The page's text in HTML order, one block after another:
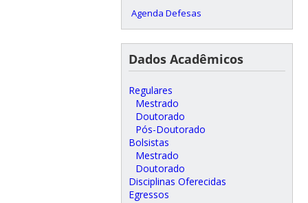
Agenda Defesas
Dados Acadêmicos
Regulares
Mestrado
Doutorado
Pós-Doutorado
Bolsistas
Mestrado
Doutorado
Disciplinas Oferecidas
Egressos